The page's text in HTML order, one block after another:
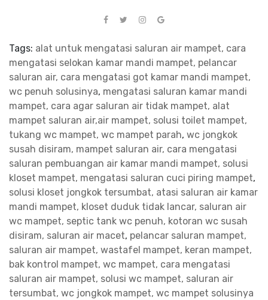
Tags: alat untuk mengatasi saluran air mampet, cara
mengatasi selokan kamar mandi mampet, pelancar
saluran air, cara mengatasi got kamar mandi mampet,
wc penuh solusinya, mengatasi saluran kamar mandi
mampet, cara agar saluran air tidak mampet, alat
mampet saluran air,air mampet, solusi toilet mampet,
tukang wc mampet, wc mampet parah, wc jongkok
susah disiram, mampet saluran air, cara mengatasi
saluran pembuangan air kamar mandi mampet, solusi
kloset mampet, mengatasi saluran cuci piring mampet,
solusi kloset jongkok tersumbat, atasi saluran air kamar
mandi mampet, kloset duduk tidak lancar, saluran air
wc mampet, septic tank wc penuh, kotoran wc susah
disiram, saluran air macet, pelancar saluran mampet,
saluran air mampet, wastafel mampet, keran mampet,
bak kontrol mampet, wc mampet, cara mengatasi
saluran air mampet, solusi wc mampet, saluran air
tersumbat, wc jongkok mampet, wc mampet solusinya